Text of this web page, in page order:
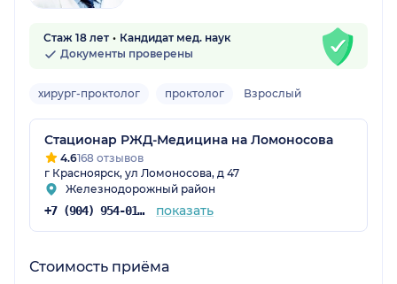
Стаж 18 лет
Кандидат мед. наук
Документы проверены
хирург-проктолог проктолог Взрослый
Стационар РЖД-Медицина на Ломоносова
4.6168 отзывов
г Красноярск, ул Ломоносова, д 47
Железнодорожный район
+7 (904) 954-01-78 показать
Стоимость приёма